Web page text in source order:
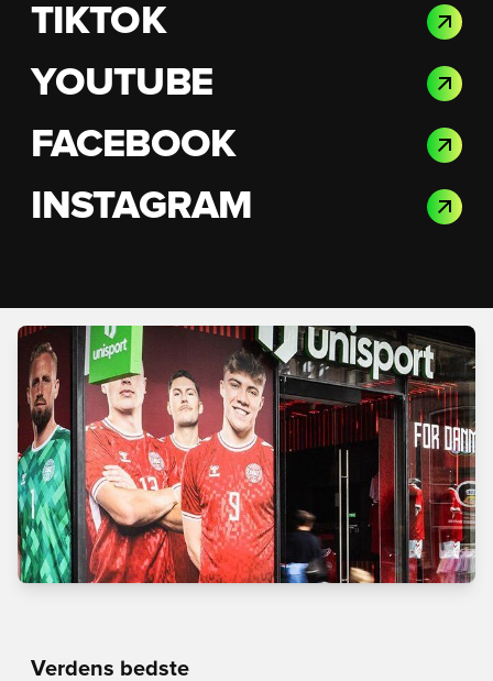
TIKTOK
YOUTUBE
FACEBOOK
INSTAGRAM
Verdens bedste